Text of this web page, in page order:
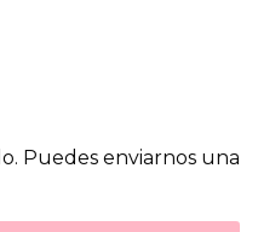
Puedes enviarnos una